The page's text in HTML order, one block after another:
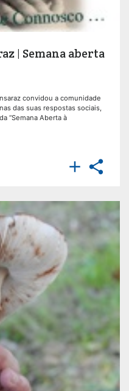
| Semana aberta
convidou a comunidade
das suas respostas sociais,
“Semana Aberta à
 